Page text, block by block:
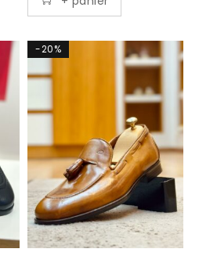
-20%